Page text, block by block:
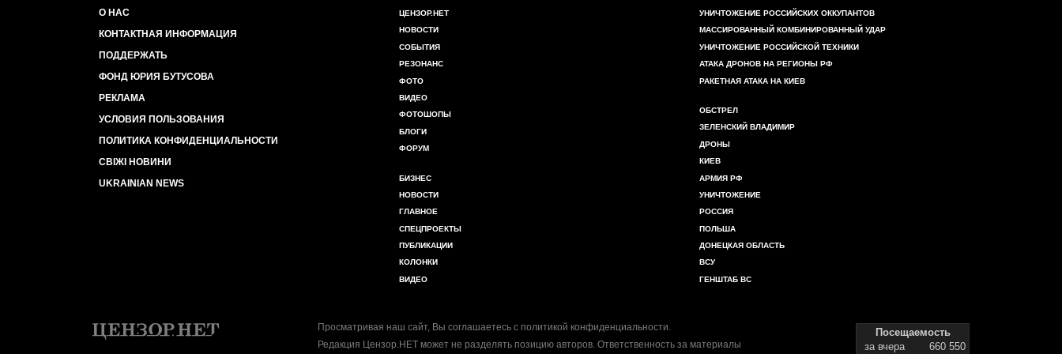
О НАС
КОНТАКТНАЯ ИНФОРМАЦИЯ
ПОДДЕРЖАТЬ
ФОНД ЮРИЯ БУТУСОВА
РЕКЛАМА
УСЛОВИЯ ПОЛЬЗОВАНИЯ
ПОЛИТИКА КОНФИДЕНЦИАЛЬНОСТИ
СВІЖІ НОВИНИ
UKRAINIAN NEWS
ЦЕНЗОР.НЕТ
НОВОСТИ
СОБЫТИЯ
РЕЗОНАНС
ФОТО
ВИДЕО
ФОТОШОПЫ
БЛОГИ
ФОРУМ
БИЗНЕС
НОВОСТИ
ГЛАВНОЕ
СПЕЦПРОЕКТЫ
ПУБЛИКАЦИИ
КОЛОНКИ
ВИДЕО
УНИЧТОЖЕНИЕ РОССИЙСКИХ ОККУПАНТОВ
МАССИРОВАННЫЙ КОМБИНИРОВАННЫЙ УДАР
УНИЧТОЖЕНИЕ РОССИЙСКОЙ ТЕХНИКИ
АТАКА ДРОНОВ НА РЕГИОНЫ РФ
РАКЕТНАЯ АТАКА НА КИЕВ
ОБСТРЕЛ
ЗЕЛЕНСКИЙ ВЛАДИМИР
ДРОНЫ
КИЕВ
АРМИЯ РФ
УНИЧТОЖЕНИЕ
РОССИЯ
ПОЛЬША
ДОНЕЦКАЯ ОБЛАСТЬ
ВСУ
ГЕНШТАБ ВС
Просматривая наш сайт, Вы соглашаетесь с политикой конфиденциальности.
Редакция Цензор.НЕТ может не разделять позицию авторов. Ответственность за материалы
Посещаемость
за вчера
660 550